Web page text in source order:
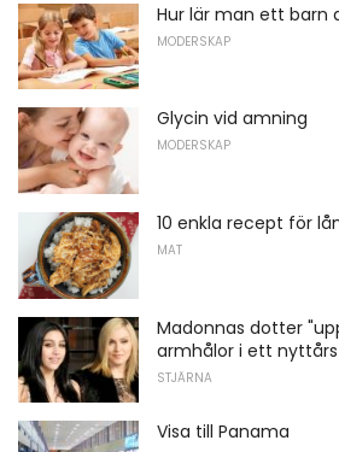
Hur lär man ett barn
MODERSKAP
Glycin vid amning
MODERSKAP
10 enkla recept för
MAT
Madonnas dotter
armhålor i ett
STJÄRNA
Visa till Panama